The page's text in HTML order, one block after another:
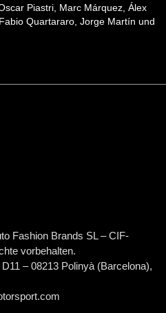
Piastri, Marc Márquez, Álex
Quartararo, Jorge Martín und
Fashion Brands SL– CIF-
vorbehalten.
– 08213 Polinyà (Barcelona),